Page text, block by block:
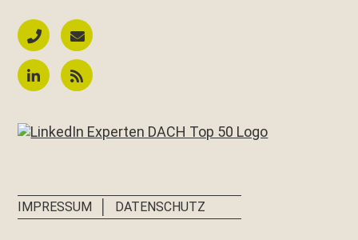
IMPRESSUM DATENSCHUTZ